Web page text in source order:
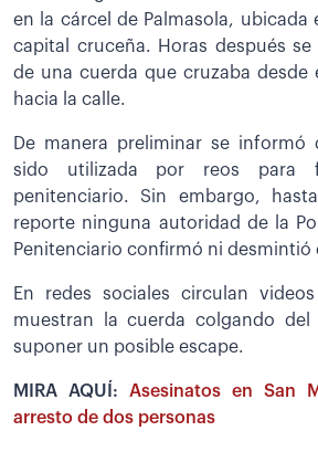
en la cárcel de Palmasola, ubicada
capital cruceña. Horas después
de una cuerda que cruzaba desde
hacia la calle.
De manera preliminar se informó
sido utilizada por reos para
penitenciario. Sin embargo,
reporte ninguna autoridad de la
Penitenciario confirmó ni desmintió
En redes sociales circulan
muestran la cuerda colgando
suponer un posible escape.
MIRA AQUÍ: Asesinatos en San
arresto de dos personas